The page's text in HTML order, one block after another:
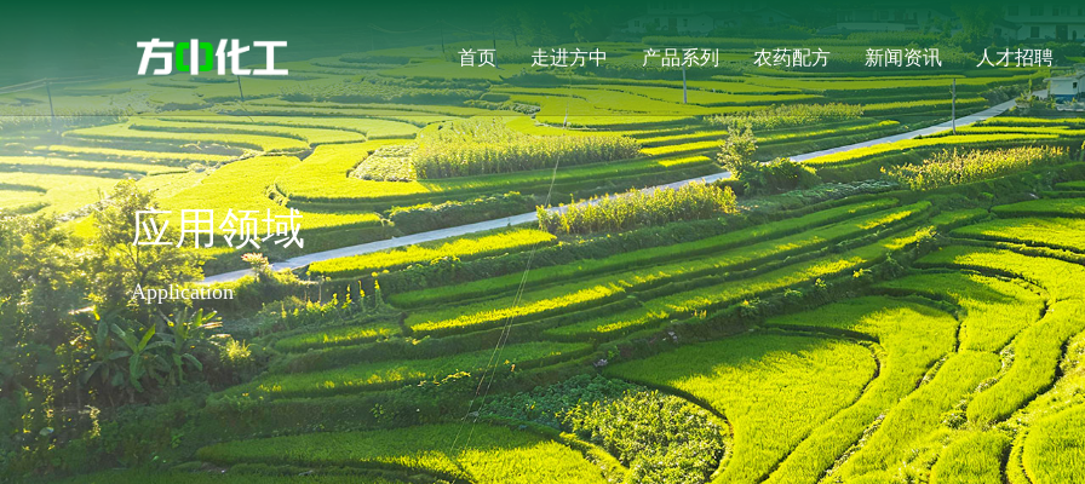
首页 走进方中 产品系列 农药配方 新闻资讯 人才招聘
应用领域
Application